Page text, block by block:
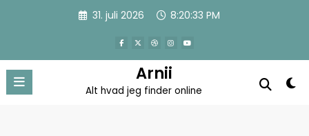
31. juli 2026 8:20:34 PM
Arnii
Alt hvad jeg finder online